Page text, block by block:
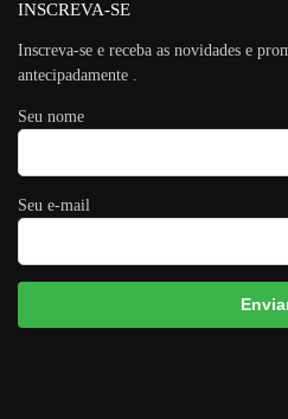
INSCREVA-SE
Inscreva-se e receba as novidades e
antecipadamente .
Seu nome
Seu e-mail